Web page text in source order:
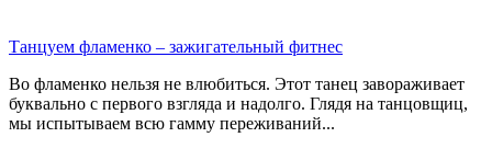
Танцуем фламенко – зажигательный фитнес
Во фламенко нельзя не влюбиться. Этот танец завораживает
буквально с первого взгляда и надолго. Глядя на танцовщиц,
мы испытываем всю гамму переживаний...